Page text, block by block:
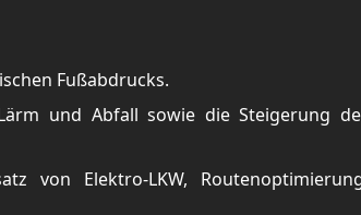
Fußabdrucks.
und Abfall sowie die Steigerung
von Elektro-LKW,